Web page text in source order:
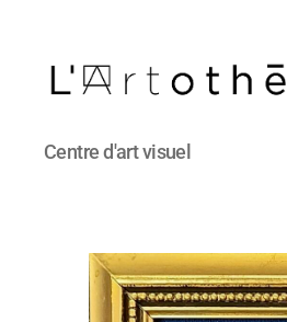
L'Artothèque
Centre d'art visuel